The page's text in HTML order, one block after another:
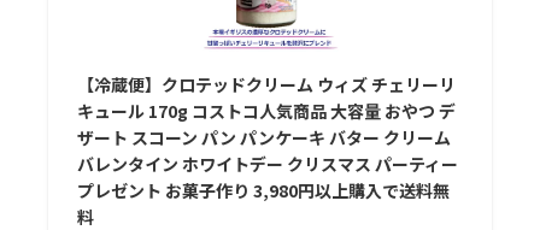
【冷蔵便】クロテッドクリーム ウィズ チェリーリ
キュール 170g コストコ人気商品 大容量 おやつ デ
ザート スコーン パン パンケーキ バター クリーム
バレンタイン ホワイトデー クリスマス パーティー
プレゼント お菓子作り 3,980円以上購入で送料無
料